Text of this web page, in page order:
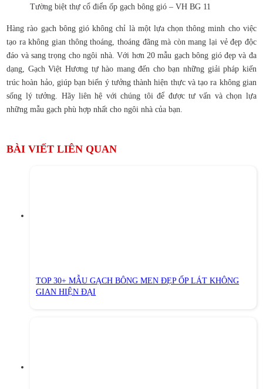
Tường biệt thự cổ điển ốp gạch bông gió – VH BG 11
Hàng rào gạch bông gió không chỉ là một lựa chọn thông minh cho việc
tạo ra không gian thông thoáng, thoáng đãng mà còn mang lại vẻ đẹp độc
đáo và sang trọng cho ngôi nhà. Với hơn 20 mẫu gạch bông gió đẹp và đa
dạng, Gạch Việt Hương tự hào mang đến cho bạn những giải pháp kiến
trúc hoàn hảo, giúp bạn biến ý tưởng thành hiện thực và tạo ra không gian
sống lý tưởng. Hãy liên hệ với chúng tôi để được tư vấn và chọn lựa
những mẫu gạch phù hợp nhất cho ngôi nhà của bạn.
BÀI VIẾT LIÊN QUAN
TOP 30+ MẪU GẠCH BÔNG MEN ĐẸP ỐP LÁT KHÔNG
GIAN HIỆN ĐẠI